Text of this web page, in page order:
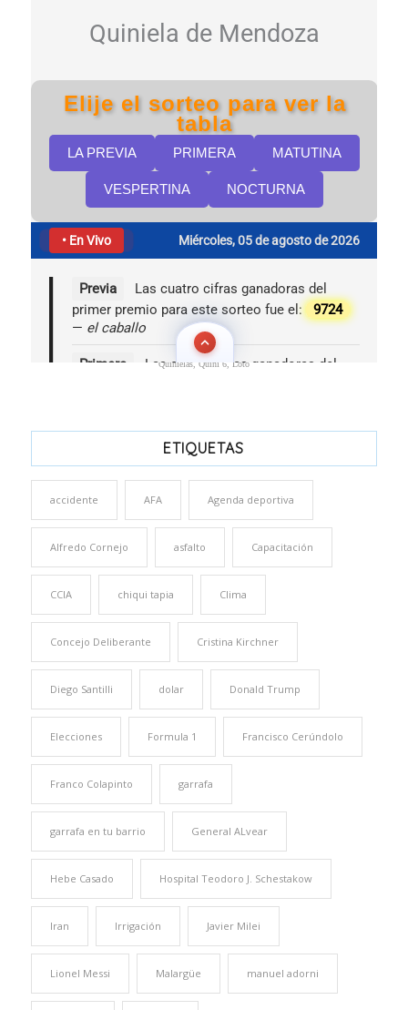
Quinielas, Quini 6, Loto
ETIQUETAS
accidente AFA Agenda deportiva
Alfredo Cornejo asfalto Capacitación
CCIA chiqui tapia Clima
Concejo Deliberante Cristina Kirchner
Diego Santilli dolar Donald Trump
Elecciones Formula 1 Francisco Cerúndolo
Franco Colapinto garrafa
garrafa en tu barrio General ALvear
Hebe Casado Hospital Teodoro J. Schestakow
Iran Irrigación Javier Milei
Lionel Messi Malargüe manuel adorni